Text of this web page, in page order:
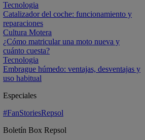
Tecnologia
Catalizador del coche: funcionamiento y
reparaciones
Cultura Motera
¿Cómo matricular una moto nueva y
cuánto cuesta?
Tecnologia
Embrague húmedo: ventajas, desventajas y
uso habitual
Especiales
#FanStoriesRepsol
Boletín Box Repsol